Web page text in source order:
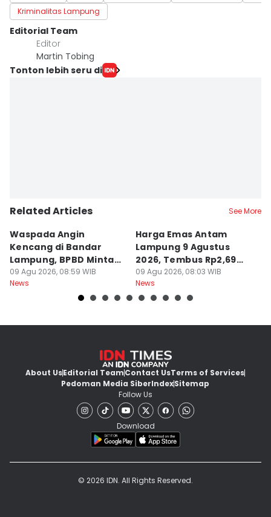
Kriminalitas Lampung
Editorial Team
Editor
Martin Tobing
Tonton lebih seru di
Related Articles See More
Waspada Angin
Kencang di Bandar
Lampung, BPBD Minta
Warga Berhati-Hati
09 Agu 2026, 08:59 WIB
News
Harga Emas Antam
Lampung 9 Agustus
2026, Tembus Rp2,69
Juta
09 Agu 2026, 08:03 WIB
News
About UsEditorial TeamContact UsTerms of Services
Pedoman Media SiberIndexSitemap
Follow Us
Download
© 2026 IDN. All Rights Reserved.